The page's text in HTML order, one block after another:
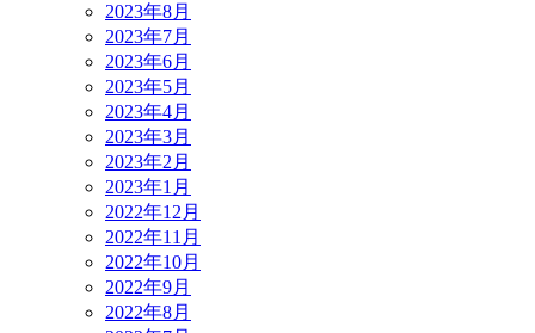
2023年8月
2023年7月
2023年6月
2023年5月
2023年4月
2023年3月
2023年2月
2023年1月
2022年12月
2022年11月
2022年10月
2022年9月
2022年8月